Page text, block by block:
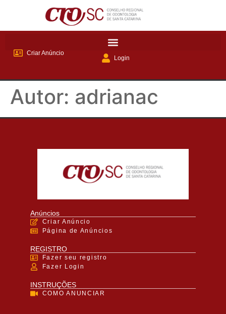
Criar Anúncio
Login
Autor: adrianac
Anúncios
Criar Anúncio
Página de Anúncios
REGISTRO
Fazer seu registro
Fazer Login
INSTRUÇÕES
COMO ANUNCIAR